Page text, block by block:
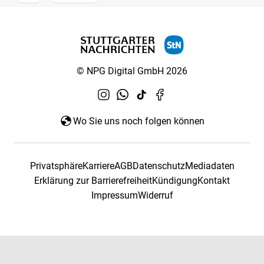
© NPG Digital GmbH 2026
Wo Sie uns noch folgen können
PrivatsphäreKarriereAGBDatenschutzMediadaten
Erklärung zur BarrierefreiheitKündigungKontakt
ImpressumWiderruf